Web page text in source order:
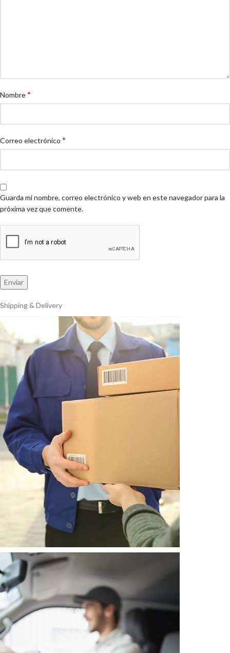
Nombre*
Correo electrónico *
Guarda mi nombre, correo electrónico y web en este navegador para la
próxima vez que comente.
Shipping & Delivery